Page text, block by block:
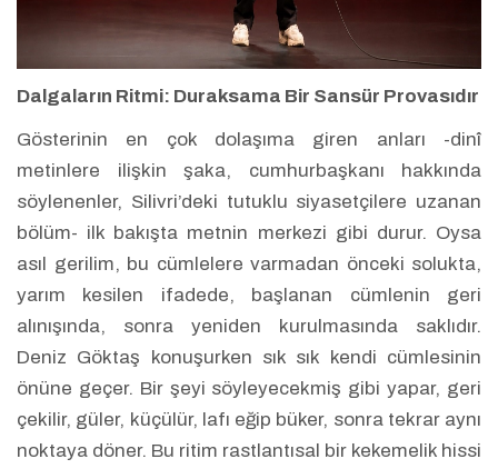
Dalgaların Ritmi: Duraksama Bir Sansür Provasıdır
Gösterinin en çok dolaşıma giren anları -dinî
metinlere ilişkin şaka, cumhurbaşkanı hakkında
söylenenler, Silivri’deki tutuklu siyasetçilere uzanan
bölüm- ilk bakışta metnin merkezi gibi durur. Oysa
asıl gerilim, bu cümlelere varmadan önceki solukta,
yarım kesilen ifadede, başlanan cümlenin geri
alınışında, sonra yeniden kurulmasında saklıdır.
Deniz Göktaş konuşurken sık sık kendi cümlesinin
önüne geçer. Bir şeyi söyleyecekmiş gibi yapar, geri
çekilir, güler, küçülür, lafı eğip büker, sonra tekrar aynı
noktaya döner. Bu ritim rastlantısal bir kekemelik hissi